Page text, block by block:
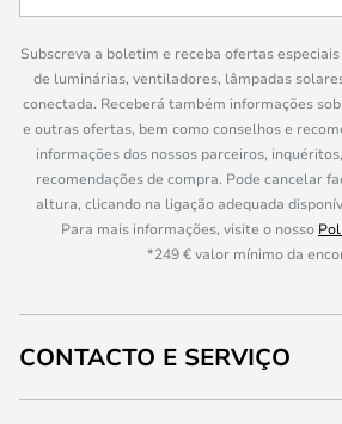
Subscreva a boletim e receba ofertas
de luminárias, ventiladores, lâmpadas
conectada. Receberá também informações
e outras ofertas, bem como conselhos e
informações dos nossos parceiros,
recomendações de compra. Pode cancelar
altura, clicando na ligação adequada
Para mais informações, visite o nosso
*249 € valor mínimo da
CONTACTO E SERVIÇO